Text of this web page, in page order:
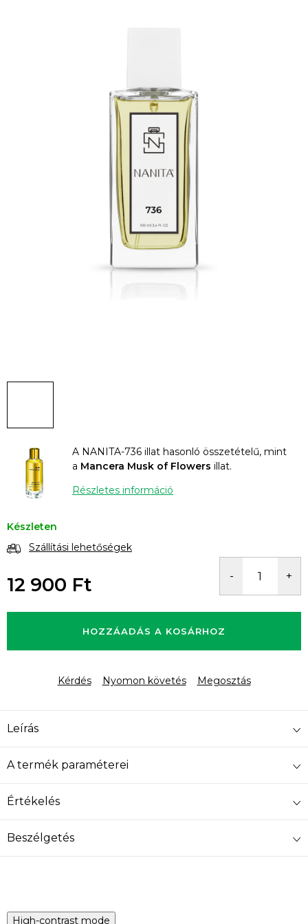
A NANITA-736 illat hasonló összetételű, mint
a Mancera Musk of Flowers illat.
Részletes információ
Készleten
Szállítási lehetőségek
12 900 Ft
HOZZÁADÁS A KOSÁRHOZ
Kérdés Nyomon követés Megosztás
Leírás
A termék paraméterei
Értékelés
Beszélgetés
High-contrast mode